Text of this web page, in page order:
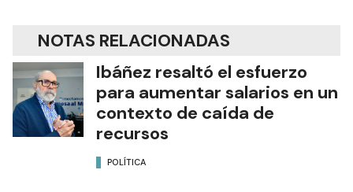
NOTAS RELACIONADAS
Ibáñez resaltó el esfuerzo
para aumentar salarios en un
contexto de caída de
recursos
POLÍTICA